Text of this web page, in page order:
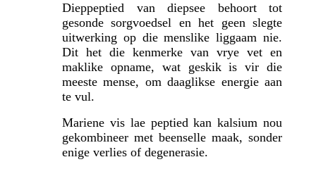
Dieppeptied van diepsee behoort tot
gesonde sorgvoedsel en het geen slegte
uitwerking op die menslike liggaam nie.
Dit het die kenmerke van vrye vet en
maklike opname, wat geskik is vir die
meeste mense, om daaglikse energie aan
te vul.
Mariene vis lae peptied kan kalsium nou
gekombineer met beenselle maak, sonder
enige verlies of degenerasie.